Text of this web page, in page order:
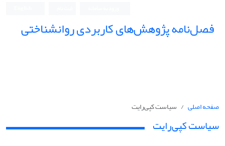
فصل‌نامه پژوهش‌های کاربردی روانشناختی
صفحه اصلی سیاست کپی‌رایت
سیاست کپی‌رایت